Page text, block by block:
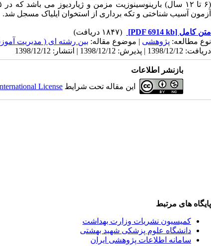
آزمون آسیب شناختی و تکه برداری از استخوان ایلیاک مسجل شد.
متن کامل [PDF 6914 kb]
(۱۸۴۷ دریافت)
نوع مطالعه: پژوهشی | موضوع مقاله: بین رشته ای ( مدیریت
دریافت: 1398/12/12 | پذیرش: 1398/12/12 | انتشار: 1398/12/12
بازنشر اطلاعات
این مقاله تحت شرایط License
پایگاه های مرتبط
کمیسیون نشریات وزارت بهداشت
دانشگاه علوم پزشکی شهید بهشتی
سامانه اطلاعات پژوهشی ایران